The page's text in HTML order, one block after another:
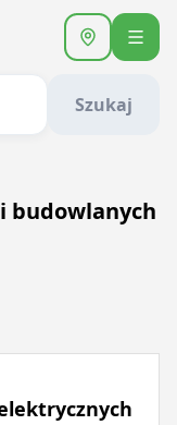
Szukaj
budowlanych